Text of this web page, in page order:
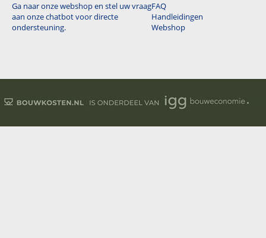
Ga naar onze webshop en stel uw vraag
aan onze chatbot voor directe
ondersteuning.
FAQ
Handleidingen
Webshop